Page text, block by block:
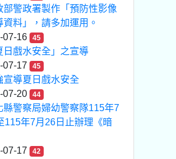
部警政署製作「預防性影像
資料」，請多加運用。
07-16
45
日戲水安全」之宣導
07-17
45
宣導夏日戲水安全
07-20
44
縣警察局婦幼警察隊115年7
115年7月26日止辦理《暗
07-17
42